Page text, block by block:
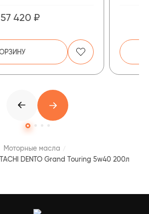
57 420 ₽
Моторные масла
DENTO Grand Touring 5w40 200л